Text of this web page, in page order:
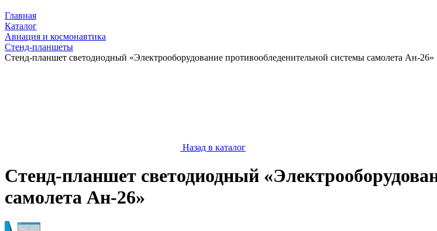
Главная
Каталог
Авиация и космонавтика
Стенд-планшеты
Стенд-планшет светодиодный «Электрооборудование противообледенительной системы самолета Ан-26»
Назад в каталог
Стенд-планшет светодиодный
самолета Ан-26»